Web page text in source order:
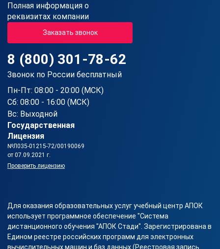
Полная информация о
реквизитах компании
Заказать звонок
8 (800) 301-78-62
Звонок по России бесплатный
Пн-Пт: 08:00 - 20:00 (МСК)
Сб: 08:00 - 16:00 (МСК)
Вс: Выходной
Государственная
Лицензия
№Л035-01215-72/00190069
от 07.09.2021 г.
Проверить лицензию
Для оказания образовательных услуг учебный центр АПОК
использует программное обеспечение "Система
дистанционного обучения "АПОК Стади". Зарегистрирована в
Едином реестре российских программ для электронных
вычислительных машин и баз данных (Реестровая запись